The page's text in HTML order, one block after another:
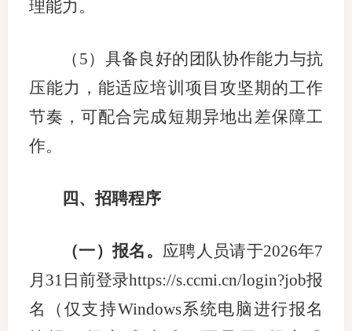
理能力。
（ 5）具备良好的团队协作能力与抗
压能力，能适应培训项目攻坚期的工作
节奏，可配合完成短期异地出差保障工
作。
四、招聘程序
（一）报名。 应聘人员请于2026年7
月31日前登录https://s.ccmi.cn/login?job报
名（仅支持Windows系统电脑进行报名